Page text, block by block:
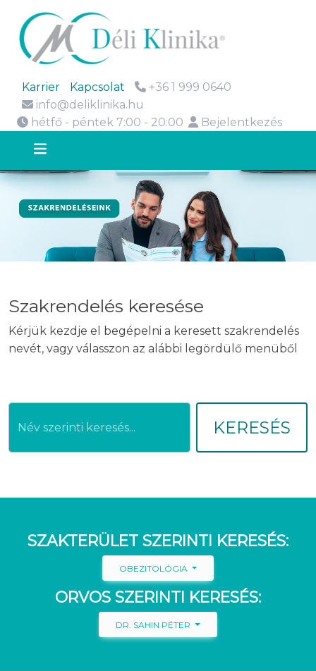
Karrier Kapcsolat
+36 1 999 0640
info@deliklinika.hu
hétfő - péntek 7:00 - 20:00
Bejelentkezés
Szakrendelés keresése
Kérjük kezdje el begépelni a keresett szakrendelés
nevét, vagy válasszon az alábbi legördülő menüből
KERESÉS
SZAKTERÜLET SZERINTI KERESÉS:
OBEZITOLÓGIA
ORVOS SZERINTI KERESÉS:
DR. SAHIN PÉTER